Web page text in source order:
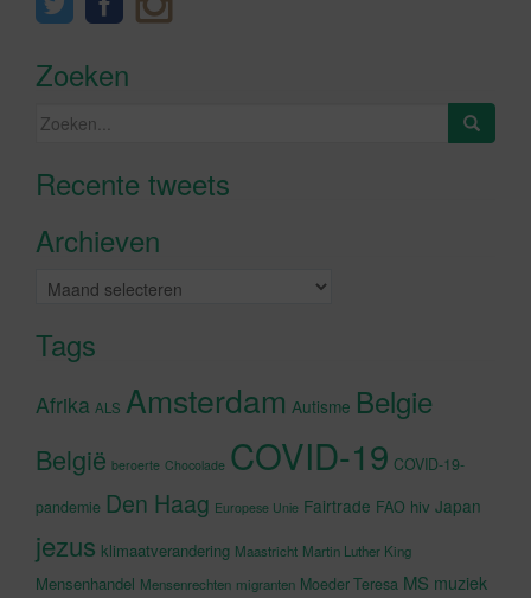
Zoeken
Zoeken
Recente tweetsKlik om marketing cookies te
Archieven
Archieven
Tags
Afrika ALS Amsterdam Autisme Belgie
België beroerte Chocolade COVID-19 COVID-19-
pandemie Den Haag Europese Unie Fairtrade FAO hiv Japan
jezus klimaatverandering Maastricht Martin Luther King
Mensenhandel Mensenrechten migranten Moeder Teresa MS muziek